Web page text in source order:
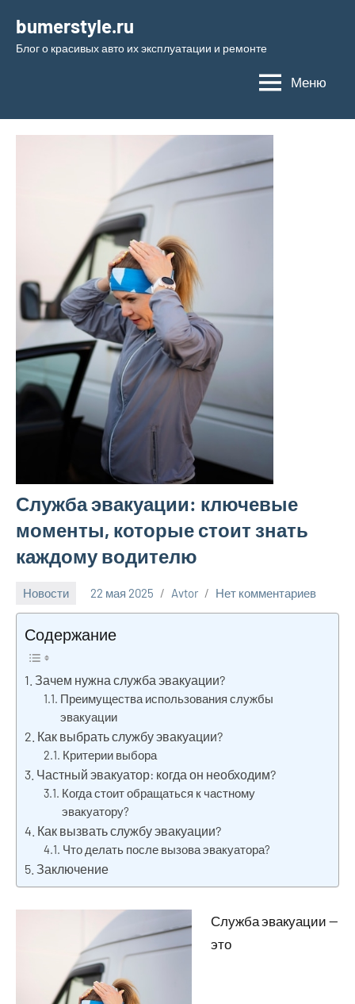
содержимому
bumerstyle.ru
Блог о красивых авто их эксплуатации и ремонте
Меню
Служба эвакуации: ключевые
моменты, которые стоит знать
каждому водителю
Новости 22 мая 2025 Avtor Нет комментариев
Содержание
Зачем нужна служба эвакуации?
Преимущества использования службы
эвакуации
Как выбрать службу эвакуации?
Критерии выбора
Частный эвакуатор: когда он необходим?
Когда стоит обращаться к частному
эвакуатору?
Как вызвать службу эвакуации?
Что делать после вызова эвакуатора?
Заключение
Служба эвакуации —
это